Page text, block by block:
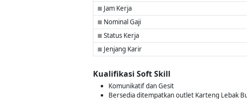
■ Jam Kerja
■ Nominal Gaji
■ Status Kerja
■ Jenjang Karir
Kualifikasi Soft Skill
Komunikatif dan Gesit
Bersedia ditempatkan outlet Karteng Lebak